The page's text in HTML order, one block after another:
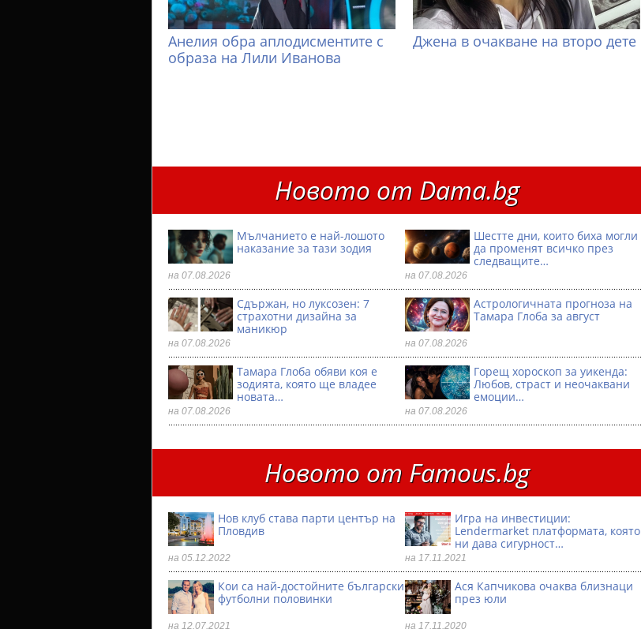
Анелия обра аплодисментите с
образа на Лили Иванова
Джена в очакване на второ дете
Новото от Dama.bg
Мълчанието е най-лошото
наказание за тази зодия
на 07.08.2026
Шестте дни, които биха могли
да променят всичко през
следващите…
на 07.08.2026
Сдържан, но луксозен: 7
страхотни дизайна за
маникюр
на 07.08.2026
Астрологичната прогноза на
Тамара Глоба за август
на 07.08.2026
Тамара Глоба обяви коя е
зодията, която ще владее
новата…
на 07.08.2026
Горещ хороскоп за уикенда:
Любов, страст и неочаквани
емоции…
на 07.08.2026
Новото от Famous.bg
Нов клуб става парти център на
Пловдив
на 05.12.2022
Игра на инвестиции:
Lendermarket платформата, която
ни дава сигурност…
на 17.11.2021
Кои са най-достойните български
футболни половинки
на 12.07.2021
Ася Капчикова очаква близнаци
през юли
на 17.11.2020